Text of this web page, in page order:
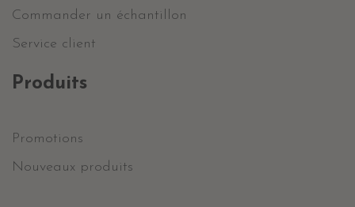
Commander un échantillon
Service client
Produits
Promotions
Nouveaux produits